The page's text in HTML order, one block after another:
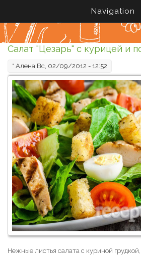
Navigation
Салат "Цезарь" с курицей и
* Алена Вс, 02/09/2012 - 12:52
Нежные листья салата с куриной